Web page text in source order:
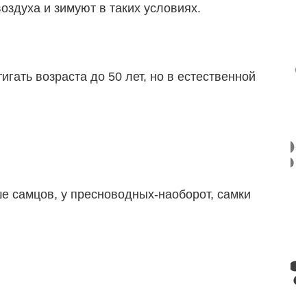
и зимуют в таких условиях.
возраста до 50 лет, но в естественной
самцов, у пресноводных-наоборот, самки